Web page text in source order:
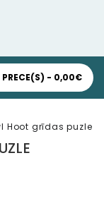
PRECE(S) - 0,00€
Hoot grīdas puzle